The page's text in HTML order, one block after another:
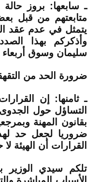
ـ سابعها: بروز
متابعتهم من قبل
يتمثل في عدم عقد
وأذكركم بهذا
سليمان وسوق
ضرورة الحد من
ـ ثامنها: إن
التساؤل حول
بقانون المهنة
ضروريا لجعل حد
القرارات أن الهيئة
تلكم سيدي